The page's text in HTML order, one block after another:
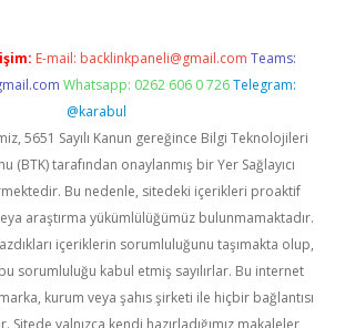
E-mail: backlinkpaneli@gmail.com Teams:
Whatsapp: 0262 606 0 726 Telegram:
@karabul
5651 Sayılı Kanun gereğince Bilgi Teknolojileri
(BTK) tarafından onaylanmış bir Yer Sağlayıcı
Bu nedenle, sitedeki içerikleri proaktif
araştırma yükümlülüğümüz bulunmamaktadır.
içeriklerin sorumluluğunu taşımakta olup,
sorumluluğu kabul etmiş sayılırlar. Bu internet
kurum veya şahıs şirketi ile hiçbir bağlantısı
Sitede yalnızca kendi hazırladığımız makaleler